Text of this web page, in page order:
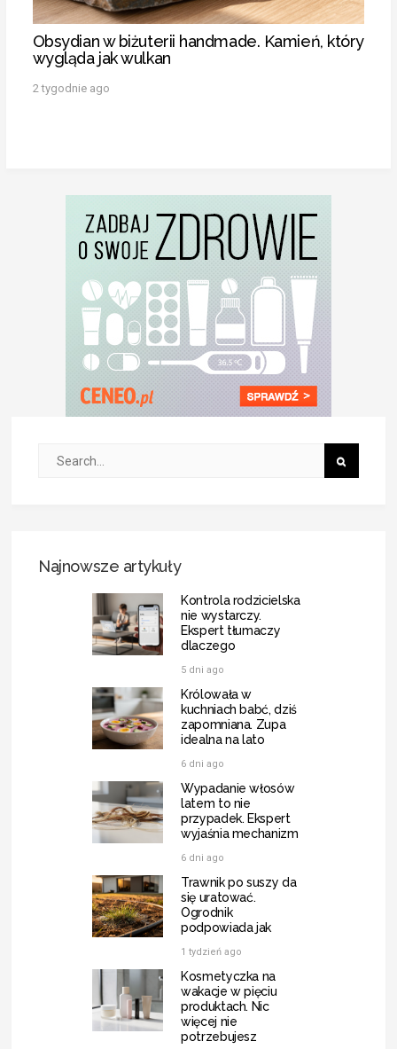
Obsydian w biżuterii handmade. Kamień, który
wygląda jak wulkan
2 tygodnie ago
Najnowsze artykuły
Kontrola rodzicielska
nie wystarczy.
Ekspert tłumaczy
dlaczego
5 dni ago
Królowała w
kuchniach babć, dziś
zapomniana. Zupa
idealna na lato
6 dni ago
Wypadanie włosów
latem to nie
przypadek. Ekspert
wyjaśnia mechanizm
6 dni ago
Trawnik po suszy da
się uratować.
Ogrodnik
podpowiada jak
1 tydzień ago
Kosmetyczka na
wakacje w pięciu
produktach. Nic
więcej nie
potrzebujesz